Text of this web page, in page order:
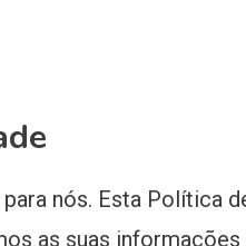
nós. Esta Política
as suas